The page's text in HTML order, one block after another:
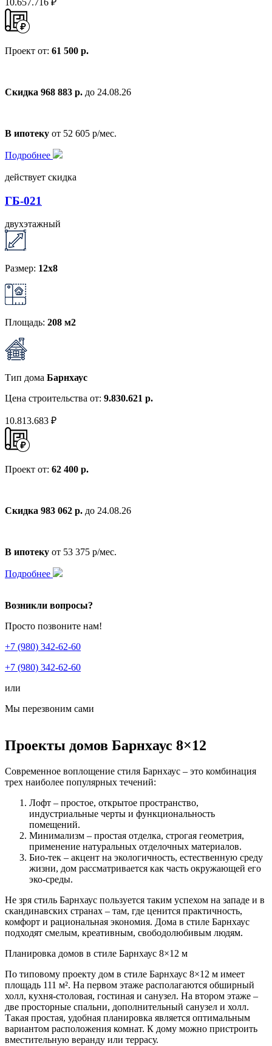
Проект от: 61 500 р.
Скидка 968 883 р. до 24.08.26
В ипотеку от 52 605 р/мес.
Подробнее
действует скидка
ГБ-021
двухэтажный
Размер: 12x8
Площадь: 208 м2
Тип дома Барнхаус
Цена строительства от: 9.830.621 р.
10.813.683 ₽
Проект от: 62 400 р.
Скидка 983 062 р. до 24.08.26
В ипотеку от 53 375 р/мес.
Подробнее
Возникли вопросы?
Просто позвоните нам!
+7 (980) 342-62-60
+7 (980) 342-62-60
или
Мы перезвоним сами
Проекты домов Барнхаус 8×12
Современное воплощение стиля Барнхаус – это комбинация
трех наиболее популярных течений:
Лофт – простое, открытое пространство,
индустриальные черты и функциональность
помещений.
Минимализм – простая отделка, строгая геометрия,
применение натуральных отделочных материалов.
Био-тек – акцент на экологичность, естественную среду
жизни, дом рассматривается как часть окружающей его
эко-среды.
Не зря стиль Барнхаус пользуется таким успехом на западе и в
скандинавских странах – там, где ценится практичность,
комфорт и рациональная экономия. Дома в стиле Барнхаус
подходят смелым, креативным, свободолюбивым людям.
Планировка домов в стиле Барнхаус 8×12 м
По типовому проекту дом в стиле Барнхаус 8×12 м имеет
площадь 111 м². На первом этаже располагаются обширный
холл, кухня-столовая, гостиная и санузел. На втором этаже –
две просторные спальни, дополнительный санузел и холл.
Такая простая, удобная планировка является оптимальным
вариантом расположения комнат. К дому можно пристроить
вместительную веранду или террасу.